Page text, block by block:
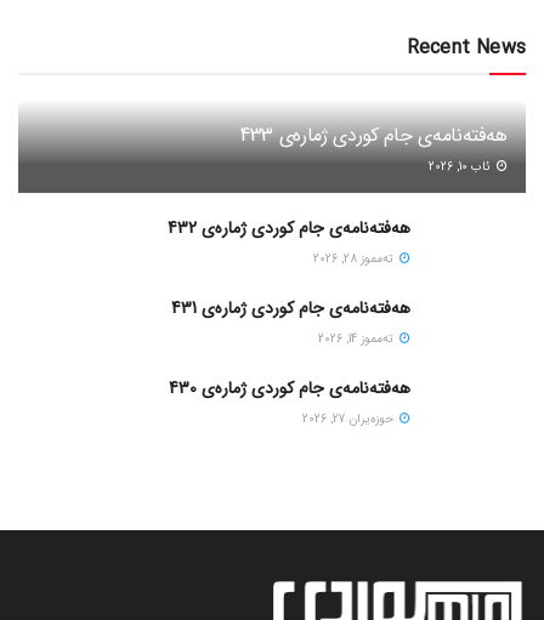
Recent News
هەفتەنامەی جام کوردی ژمارەی 433
ئاب 10, 2026
هەفتەنامەی جام کوردی ژمارەی 432
ته‌مموز 28, 2026
هەفتەنامەی جام کوردی ژمارەی 431
ته‌مموز 14, 2026
هەفتەنامەی جام کوردی ژمارەی 430
حوزه‌یران 27, 2026